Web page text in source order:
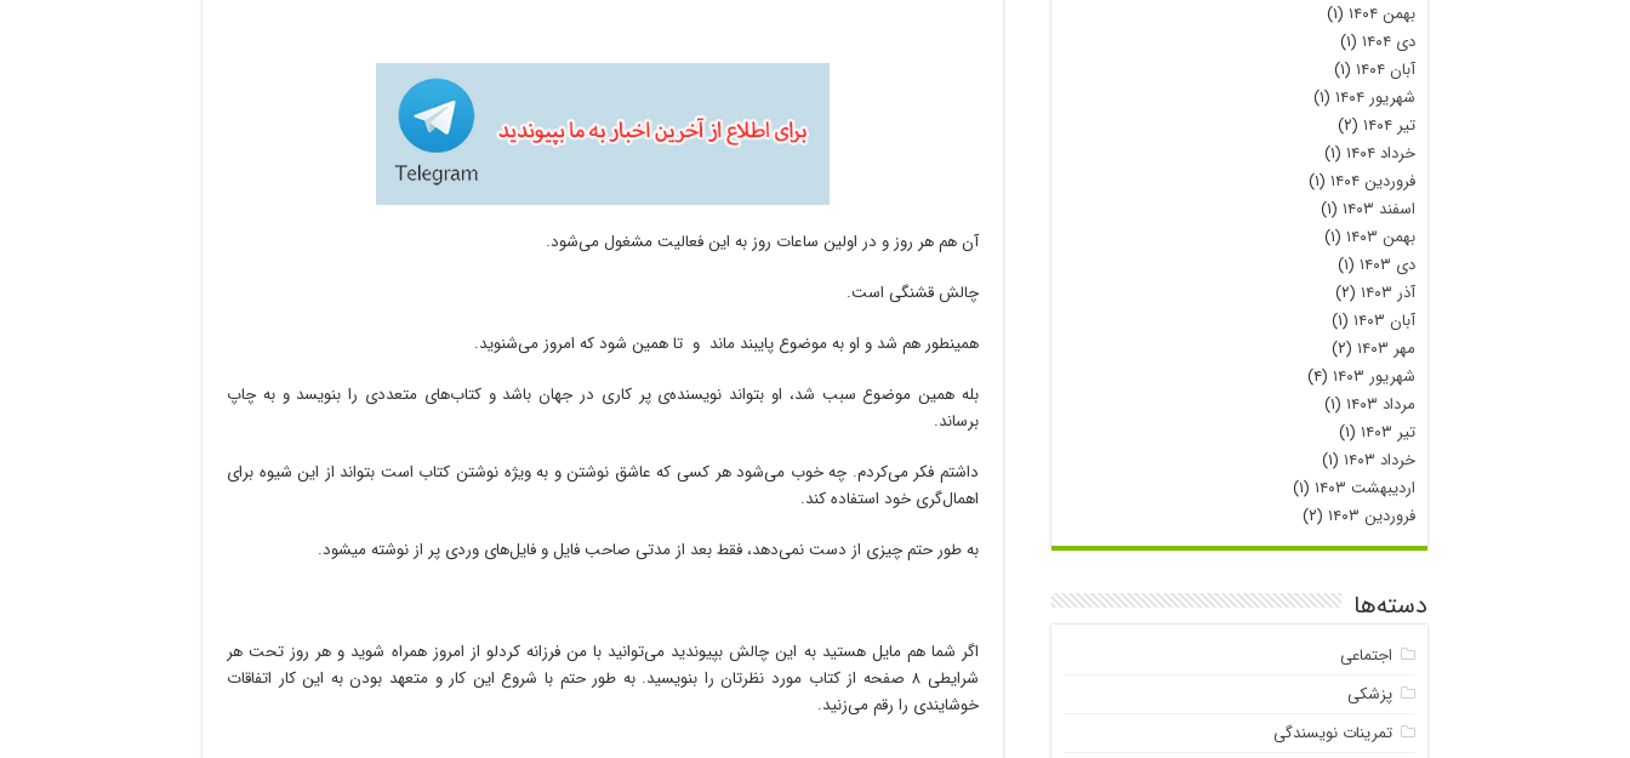
آن هم هر روز و در اولین ساعات روز به این فعالیت مشغول می‌شود.
چالش قشنگی است.
همینطور هم شد و او به موضوع پایبند ماند و تا همین شود که امروز می‌شنوید.
بله همین موضوع سبب شد، او بتواند نویسنده‌ی پر کاری در جهان باشد و کتاب‌های متعددی را بنویسد و به چاپ
برساند.
داشتم فکر می‌کردم. چه خوب می‌شود هر کسی که عاشق نوشتن و به ویژه نوشتن کتاب است بتواند از این شیوه برای
اهمال‌گری خود استفاده کند.
به طور حتم چیزی از دست نمی‌دهد، فقط بعد از مدتی صاحب فایل و فایل‌های وردی پر از نوشته می‎شود.
اگر شما هم مایل هستید به این چالش بپیوندید می‌توانید با من فرزانه کردلو از امروز همراه شوید و هر روز تحت هر
شرایطی ۸ صفحه از کتاب‌ مورد نظرتان را بنویسید. به طور حتم با شروع این کار و متعهد بودن به این کار اتفاقات
خوشایندی را رقم می‌زنید.
بهمن ۱۴۰۴
(۱)
دی ۱۴۰۴
(۱)
آبان ۱۴۰۴
(۱)
شهریور ۱۴۰۴
(۱)
تیر ۱۴۰۴
(۲)
خرداد ۱۴۰۴
(۱)
فروردین ۱۴۰۴
(۱)
اسفند ۱۴۰۳
(۱)
بهمن ۱۴۰۳
(۱)
دی ۱۴۰۳
(۱)
آذر ۱۴۰۳
(۲)
آبان ۱۴۰۳
(۱)
مهر ۱۴۰۳
(۲)
شهریور ۱۴۰۳
(۴)
مرداد ۱۴۰۳
(۱)
تیر ۱۴۰۳
(۱)
خرداد ۱۴۰۳
(۱)
اردیبهشت ۱۴۰۳
(۱)
فروردین ۱۴۰۳
(۲)
دسته‌ها
اجتماعی
پزشکی
تمرینات نویسندگی